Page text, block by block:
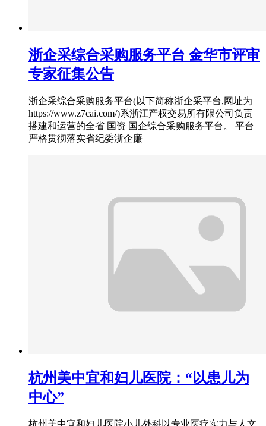
浙企采综合采购服务平台 金华市评审
专家征集公告
浙企采综合采购服务平台(以下简称浙企采平台,网址为
https://www.z7cai.com/)系浙江产权交易所有限公司负责
搭建和运营的全省 国资 国企综合采购服务平台。 平台
严格贯彻落实省纪委浙企廉
杭州美中宜和妇儿医院：“以患儿为
中心”
杭州美中宜和妇儿医院小儿外科以专业医疗实力与人文